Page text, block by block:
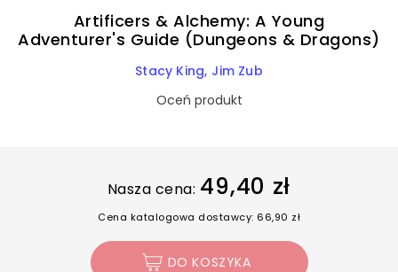
Artificers & Alchemy: A Young
Adventurer's Guide (Dungeons & Dragons)
Stacy King Jim Zub
Oceń produkt
Nasza cena: 49,40 zł
Cena katalogowa dostawcy: 66,90 zł
DO KOSZYKA